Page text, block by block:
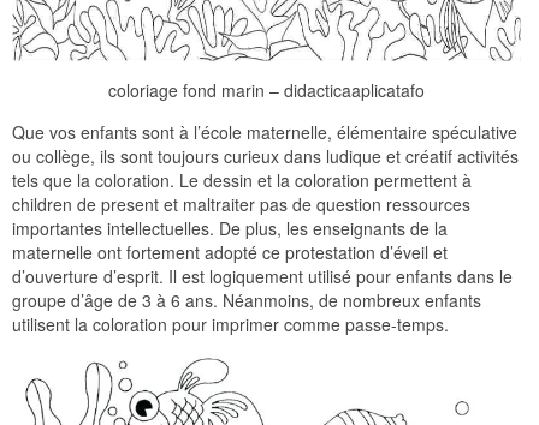
coloriage fond marin – didacticaaplicatafo
Que vos enfants sont à l’école maternelle, élémentaire spéculative
ou collège, ils sont toujours curieux dans ludique et créatif activités
tels que la coloration. Le dessin et la coloration permettent à
children de present et maltraiter pas de question ressources
importantes intellectuelles. De plus, les enseignants de la
maternelle ont fortement adopté ce protestation d’éveil et
d’ouverture d’esprit. Il est logiquement utilisé pour enfants dans le
groupe d’âge de 3 à 6 ans. Néanmoins, de nombreux enfants
utilisent la coloration pour imprimer comme passe-temps.